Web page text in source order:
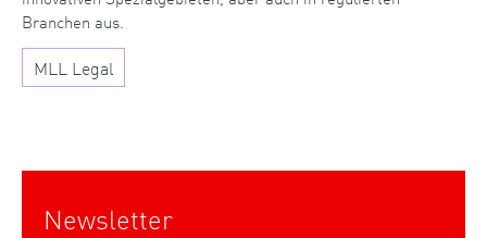
Branchen aus.
MLL Legal
Newsletter